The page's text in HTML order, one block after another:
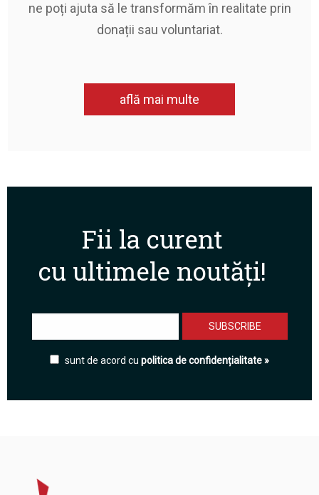
ne poți ajuta să le transformăm în realitate prin
donații sau voluntariat.
află mai multe
Fii la curent
cu ultimele noutăți!
sunt de acord cu politica de confidențialitate »